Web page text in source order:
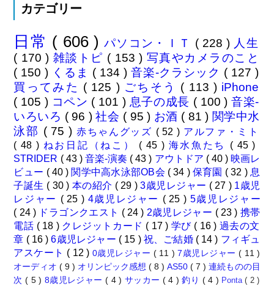
カテゴリー
日常 ( 606 )パソコン・ＩＴ ( 228 ) 人生
( 170 ) 雑談トピ ( 153 ) 写真やカメラのこと
( 150 ) くるま ( 134 ) 音楽-クラシック ( 127 )
買ってみた ( 125 ) ごちそう ( 113 ) iPhone
( 105 ) コペン ( 101 ) 息子の成長 ( 100 )音楽-
いろいろ ( 96 )社会 ( 95 ) お酒 ( 81 ) 関学中水
泳部 ( 75 ) 赤ちゃんグッズ ( 52 ) アルファ・ミト
( 48 ) ねお日記（ねこ） ( 45 ) 海水魚たち ( 45 )
STRIDER ( 43 ) 音楽-演奏 ( 43 ) アウトドア ( 40 ) 映画レ
ビュー ( 40 ) 関学中高水泳部OB会 ( 34 ) 保育園 ( 32 ) 息
子誕生 ( 30 ) 本の紹介 ( 29 )3歳児レジャー ( 27 ) 1歳児
レジャー ( 25 ) 4歳児レジャー ( 25 ) 5歳児レジャー
( 24 ) ドラゴンクエスト ( 24 ) 2歳児レジャー ( 23 ) 携帯
電話 ( 18 ) クレジットカード ( 17 ) 学び ( 16 ) 過去の文
章 ( 16 )6歳児レジャー ( 15 ) 祝、ご結婚 ( 14 ) フィギュ
アスケート ( 12 ) 0歳児レジャー ( 11 )7歳児レジャー( 11 )
オーディオ ( 9 ) オリンピック感想( 8 )AS50( 7 )連続ものの目
次( 5 ) 8歳児レジャー( 4 ) サッカー ( 4 )釣り ( 4 ) Ponta( 2 )